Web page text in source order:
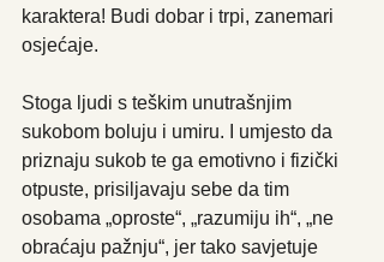
karaktera! Budi dobar i trpi, zanemari
osjećaje.
Stoga ljudi s teškim unutrašnjim
sukobom boluju i umiru. I umjesto da
priznaju sukob te ga emotivno i fizički
otpuste, prisiljavaju sebe da tim
osobama „oproste“, „razumiju ih“, „ne
obraćaju pažnju“, jer tako savjetuje